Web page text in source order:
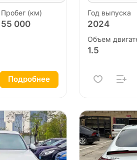
Пробег (км)
55 000
Подробнее
Год выпуска
2024
Объем
1.5